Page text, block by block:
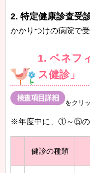
2. 特定健康診査受
かかりつけの病院で
1. ベネフ
ス健診」
をクリ
※年度中に、①～⑤の
健診の種類